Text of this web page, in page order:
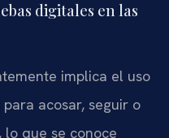
digitales en las
implica el uso
acosar, seguir o
que se conoce